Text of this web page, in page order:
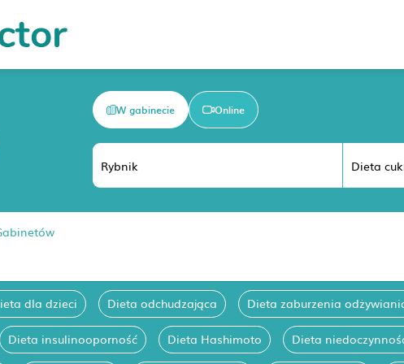
W gabinecie Online
dla dzieci Dieta odchudzająca Dieta zaburzenia
Dieta insulinooporność Dieta Hashimoto Dieta